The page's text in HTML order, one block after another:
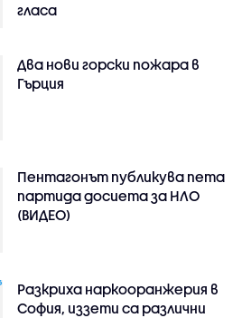
гласа
Два нови горски пожара в
Гърция
Пентагонът публикува пета
партида досиета за НЛО
(ВИДЕО)
Разкриха наркооранжерия в
София, иззети са различни